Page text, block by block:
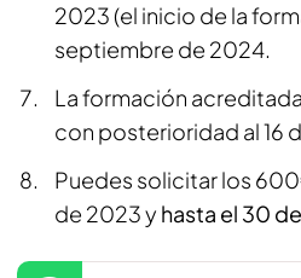
2023 (el inicio de la
septiembre de 2024.
La formación
con posterioridad al 16
Puedes solicitar los
de 2023 y hasta el 30